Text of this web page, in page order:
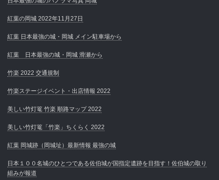
紅葉の岡城 2022年11月27日
紅葉 日本最強の城・岡城 メイン駐車場から
紅葉 日本最強の城・岡城 滑瀬から
竹楽 2022 交通規制
竹楽ステージイベント・出店情報 2022
美しい竹灯篭 竹楽 順路マップ 2022
美しい竹灯篭「竹楽」ちくらく 2022
紅葉 岡城跡（岡城址）最新情報 最強の城
日本１００名城のひとつである佐伯城が国指定遺跡を目指す！佐伯城の取り
組みが報道